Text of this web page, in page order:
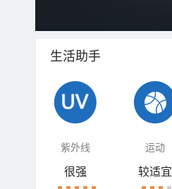
生活助手
紫外线 运动
很强 较适宜